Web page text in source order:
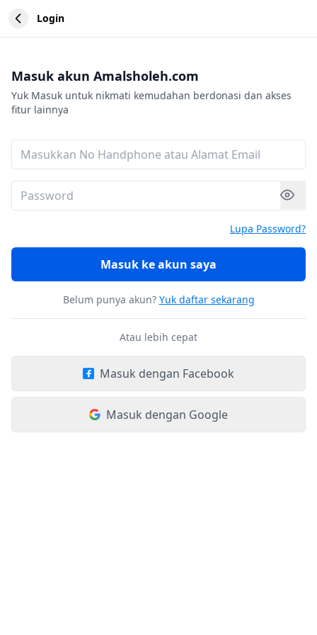
Login
Masuk akun Amalsholeh.com
Yuk Masuk untuk nikmati kemudahan berdonasi dan akses
fitur lainnya
Lupa Password?
Masuk ke akun saya
Belum punya akun? Yuk daftar sekarang
Atau lebih cepat
Masuk dengan Facebook
Masuk dengan Google